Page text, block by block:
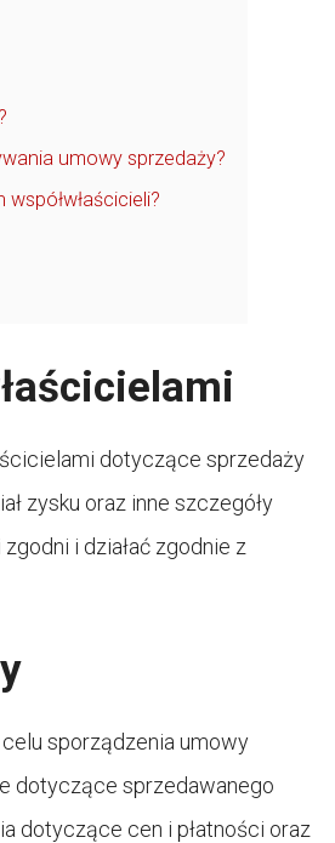
umowy sprzedaży?
dotyczące sprzedaży
zysku oraz inne szczegóły
i działać zgodnie z
sporządzenia umowy
dotyczące sprzedawanego
dotyczące cen i płatności oraz